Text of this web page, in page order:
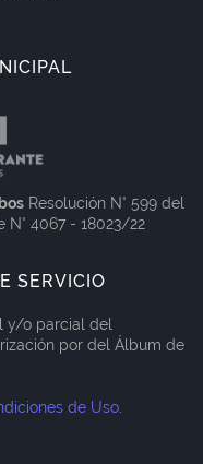
Resolución N° 599 del
N° 4067 - 18023/22
SERVICIO
y/o parcial del
por del Álbum de
de Uso.